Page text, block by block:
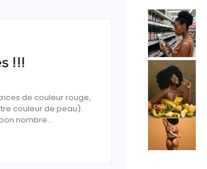
!!!
de couleur rouge,
couleur de peau).
nombre...